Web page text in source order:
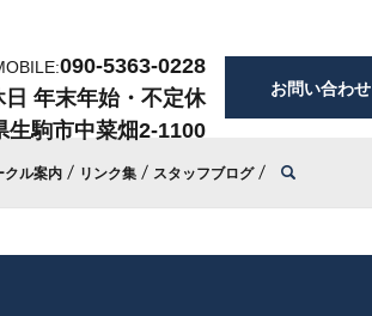
090-5363-0228
年末年始・不定休
駒市中菜畑2-1100
お問い合わせ
クル案内 リンク集 スタッフブログ